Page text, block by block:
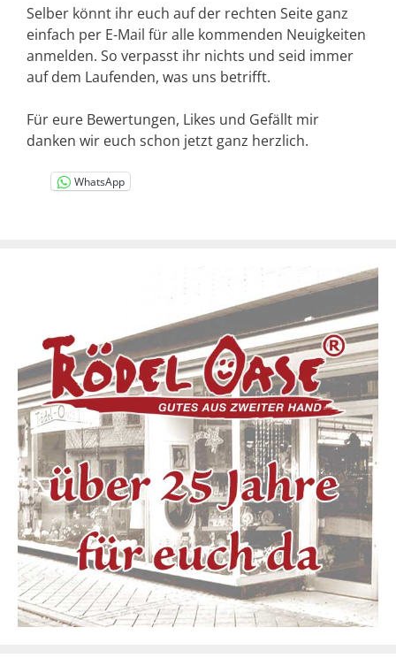
Selber könnt ihr euch auf der rechten Seite ganz
einfach per E-Mail für alle kommenden Neuigkeiten
anmelden. So verpasst ihr nichts und seid immer
auf dem Laufenden, was uns betrifft.
Für eure Bewertungen, Likes und Gefällt mir
danken wir euch schon jetzt ganz herzlich.
WhatsApp